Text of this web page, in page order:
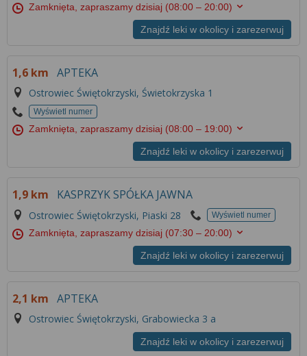
Zamknięta, zapraszamy dzisiaj (08:00 – 20:00)
Znajdź leki w okolicy i zarezerwuj
1,6 km APTEKA
Ostrowiec Świętokrzyski, Świetokrzyska 1
Wyświetl numer
Zamknięta, zapraszamy dzisiaj (08:00 – 19:00)
Znajdź leki w okolicy i zarezerwuj
1,9 km KASPRZYK SPÓŁKA JAWNA
Ostrowiec Świętokrzyski, Piaski 28 Wyświetl numer
Zamknięta, zapraszamy dzisiaj (07:30 – 20:00)
Znajdź leki w okolicy i zarezerwuj
2,1 km APTEKA
Ostrowiec Świętokrzyski, Grabowiecka 3 a
Znajdź leki w okolicy i zarezerwuj